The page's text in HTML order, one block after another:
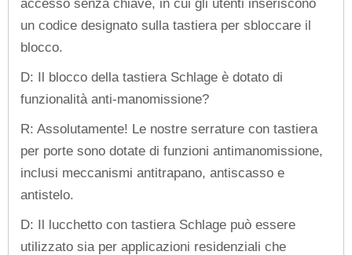
un codice designato sulla tastiera per sbloccare il
blocco.
D: Il blocco della tastiera Schlage è dotato di
funzionalità anti-manomissione?
R: Assolutamente! Le nostre serrature con tastiera
per porte sono dotate di funzioni antimanomissione,
inclusi meccanismi antitrapano, antiscasso e
antistelo.
D: Il lucchetto con tastiera Schlage può essere
utilizzato sia per applicazioni residenziali che